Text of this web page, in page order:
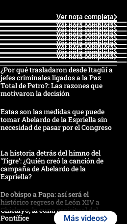
Ver nota completa
Ver nota completa
Ver nota completa
Ver nota completa
Ver nota completa
Ver nota completa
Ver nota completa
Ver nota completa
Ver nota completa
Ver nota completa
¿Por qué trasladaron desde Itagüí a
jefes criminales ligados a la Paz
Total de Petro?: Las razones que
motivaron la decisión
Estas son las medidas que puede
tomar Abelardo de la Espriella sin
necesidad de pasar por el Congreso
La historia detrás del himno del
'Tigre': ¿Quién creó la canción de
campaña de Abelardo de la
Espriella?
De obispo a Papa: así será el
histórico regreso de León XIV a
Chiclayo, la cuna espiritual del
Pontífice
Más videos